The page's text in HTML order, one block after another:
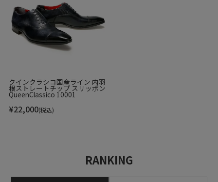
クインクラシコ国産ライン 内羽
根ストレートチップ スリッポン
QueenClassico 10001
¥22,000(税込)
RANKING